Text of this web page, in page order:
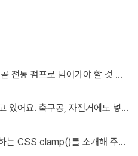
수동 펌프는 너무 힘들어서 저도 곧 전동 펌프로 넘어가야 할 것 같네요.
저는 샤오미 전동 펌프를 사용하고 있어요. 축구공, 자전거에도 넣을 수 있고 자동차 바퀴에도 넣을 수 있어요. 아주 만족스럽습니다.
안녕하세요, 너비와 높이를 사용하는 CSS clamp()를 소개해 주셔서 감사합니다. 작업 부담을 최소화하기 위해 calc(), min, max 등 언급하신 모든 기능을 갖춘 도구를 개발했습니다. https://clampgenerator.com/tools/layout-spacing-size/?property=width 에서 확인해 보세요. 즐거운 코딩 되세요.